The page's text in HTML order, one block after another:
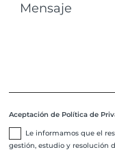
Aceptación de Política de
Le informamos que el
gestión, estudio y resolución